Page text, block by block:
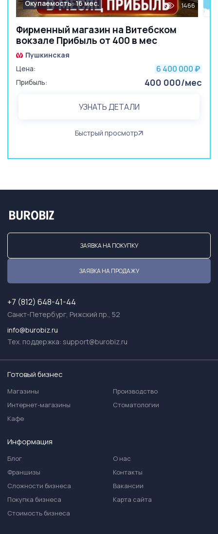
Фирменный магазин на Витебском
вокзале Прибыль от 400 в мес
Окупаемость: 16 мес. 1466
Пушкинская
Цена:
6 400 000 ₽
Прибыль: 400 000/мес
УЗНАТЬ ДЕТАЛИ
Быстрый просмотр
ЗАЯВКА НА ПОКУПКУ
ЗАЯВКА НА ПРОДАЖУ
+7 (812) 648-41-44
Санкт-Петербург, Рижский пр., 52
info@burobiz.ru
Тех. поддержка: support@burobiz.ru
Готовый бизнес
Магазины
Интернет-магазины
Кафе
Производство
Стоматологии
Информация
Блог
Франшизы
Сложности бизнеса
Покупка бизнеса
Стоимость бизнеса
О нас
Контакты
Вакансии
Карта сайта